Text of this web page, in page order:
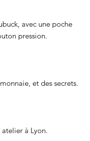
avec une poche
pression.
et des secrets.
à Lyon.